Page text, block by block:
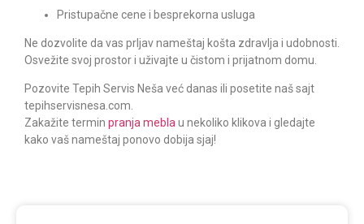
Pristupačne cene i besprekorna usluga
Ne dozvolite da vas prljav nameštaj košta zdravlja i udobnosti.
Osvežite svoj prostor i uživajte u čistom i prijatnom domu.
Pozovite Tepih Servis Neša već danas ili posetite naš sajt
tepihservisnesa.com.
Zakažite termin pranja meblau nekoliko klikova i gledajte
kako vaš nameštaj ponovo dobija sjaj!